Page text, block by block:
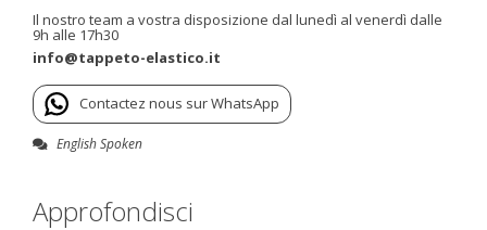
Il nostro team a vostra disposizione dal lunedì al venerdì dalle
9h alle 17h30
info@tappeto-elastico.it
Contactez nous sur WhatsApp
English Spoken
Approfondisci